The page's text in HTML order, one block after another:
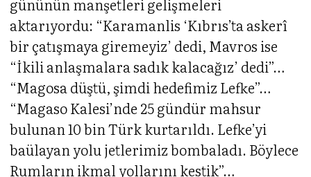
gününün manşetleri gelişmeleri
aktarıyordu: “Karamanlis ‘Kıbrıs’ta askerî
bir çatışmaya giremeyiz’ dedi, Mavros ise
“İkili anlaşmalara sadık kalacağız’ dedi”…
“Magosa düştü, şimdi hedefimiz Lefke”…
“Magaso Kalesi’nde 25 gündür mahsur
bulunan 10 bin Türk kurtarıldı. Lefke’yi
baülayan yolu jetlerimiz bombaladı. Böylece
Rumların ikmal yollarını kestik”…